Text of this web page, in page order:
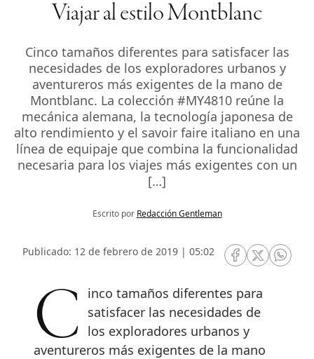
Viajar al estilo Montblanc
Cinco tamaños diferentes para satisfacer las
necesidades de los exploradores urbanos y
aventureros más exigentes de la mano de
Montblanc. La colección #MY4810 reúne la
mecánica alemana, la tecnología japonesa de
alto rendimiento y el savoir faire italiano en una
línea de equipaje que combina la funcionalidad
necesaria para los viajes más exigentes con un
[…]
Escrito por Redacción Gentleman
Publicado: 12 de febrero de 2019 | 05:02
RRSS Facebook
RRSSRRSS
Cinco tamaños diferentes para
satisfacer las necesidades de
los exploradores urbanos y
aventureros más exigentes de la mano